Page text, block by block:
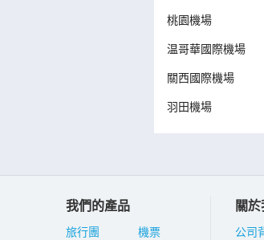
桃園機場
温哥華國際機場
關西國際機場
羽田機場
我們的產品
旅行團
機票
關
公司